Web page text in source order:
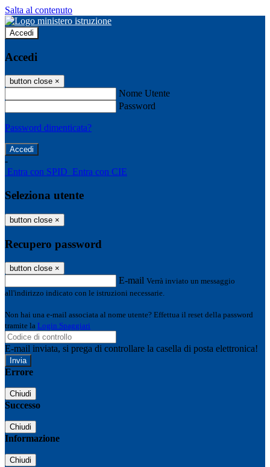
Salta al contenuto
Accedi
Accedi
button close ×
Nome Utente
Password
Password dimenticata?
-
Entra con SPID Entra con CIE
Seleziona utente
button close ×
Recupero password
button close ×
E-mail Verrà inviato un messaggio
all'indirizzo indicato con le istruzioni necessarie.
Non hai una e-mail associata al nome utente? Effettua il reset della password
tramite la Login Spaggiari
E-mail inviata, si prega di controllare la casella di posta elettronica!
Errore
Chiudi
Successo
Chiudi
Informazione
Chiudi